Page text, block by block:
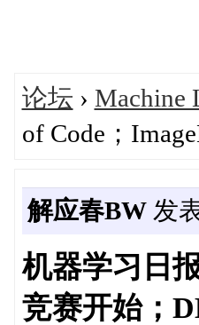
论坛 › Machine
of Code；
解应春BW发
机器学习日
竞赛开始；